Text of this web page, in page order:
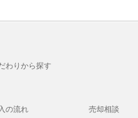
わりから探す
の流れ 売却相談